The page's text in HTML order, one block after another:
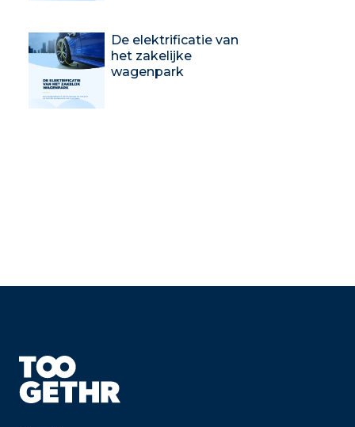
De elektrificatie van
het zakelijke
wagenpark